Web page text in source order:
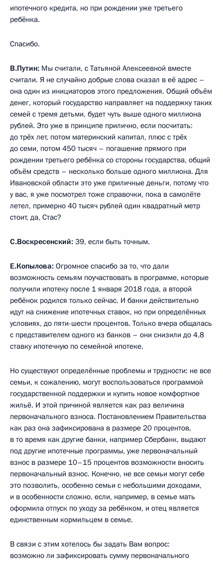
ипотечного кредита, но при рождении уже третьего
ребёнка.
Спасибо.
В.Путин: Мы считали, с Татьяной Алексеевной вместе
считали. Я не случайно добрые слова сказал в её адрес –
она один из инициаторов этого предложения. Общий объём
денег, который государство направляет на поддержку таких
семей с тремя детьми, будет чуть выше одного миллиона
рублей. Это уже в принципе прилично, если посчитать:
до трёх лет, потом материнский капитал, плюс с трёх
до семи, потом 450 тысяч – погашение прямого при
рождении третьего ребёнка со стороны государства, общий
объём средств – несколько больше одного миллиона. Для
Ивановской области это уже приличные деньги, потому что
у вас, я уже посмотрел тоже справочки, пока в самолёте
летел, примерно 40 тысяч рублей один квадратный метр
стоит, да, Стас?
С.Воскресенский: 39, если быть точным.
Е.Копылова: Огромное спасибо за то, что дали
возможность семьям поучаствовать в программе, которые
получили ипотеку после 1 января 2018 года, а второй
ребёнок родился только сейчас. И банки действительно
идут на снижение ипотечных ставок, но при определённых
условиях, до пяти-шести процентов. Только вчера общалась
с представителем одного из банков – они снизили до 4,8
ставку ипотечную по семейной ипотеке.
Но существуют определённые проблемы и трудности: не все
семьи, к сожалению, могут воспользоваться программой
государственной поддержки и купить новое комфортное
жильё. И этой причиной является как раз величина
первоначального взноса. Постановлением Правительства
как раз она зафиксирована в размере 20 процентов,
в то время как другие банки, например Сбербанк, выдают
под другие ипотечные программы, уже первоначальный
взнос в размере 10–15 процентов возможности вносить
первоначальный взнос. Конечно, не все семьи могут себе
это позволить, особенно семьи с небольшими доходами,
и в особенности сложно, если, например, в семье мать
оформила отпуск по уходу за ребёнком, и отец является
единственным кормильцем в семье.
В связи с этим хотелось бы задать Вам вопрос:
возможно ли зафиксировать сумму первоначального